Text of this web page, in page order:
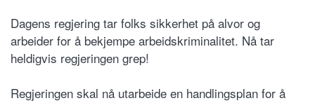
Dagens regjering tar folks sikkerhet på alvor og
arbeider for å bekjempe arbeidskriminalitet. Nå tar
heldigvis regjeringen grep!
Regjeringen skal nå utarbeide en handlingsplan for å